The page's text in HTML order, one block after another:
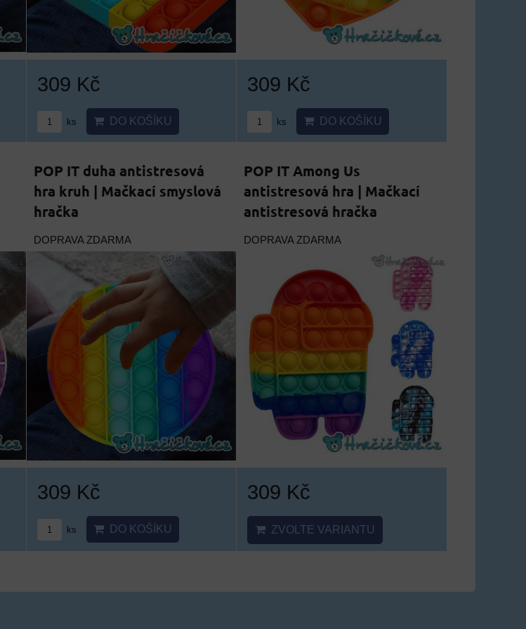
309 Kč
ks DO KOŠÍKU
309 Kč
ks DO KOŠÍKU
POP IT duha antistresová
hra kruh | Mačkací smyslová
hračka
DOPRAVA ZDARMA
309 Kč
ks DO KOŠÍKU
POP IT Among Us
antistresová hra | Mačkací
antistresová hračka
DOPRAVA ZDARMA
309 Kč
ZVOLTE VARIANTU